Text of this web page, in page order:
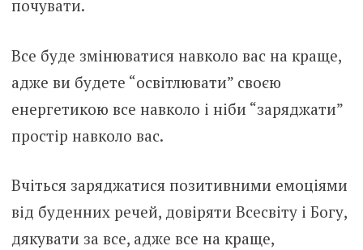
почувати.
Все буде змінюватися навколо вас на краще,
адже ви будете “освітлювати” своєю
енергетикою все навколо і ніби “заряджати”
простір навколо вас.
Вчіться заряджатися позитивними емоціями
від буденних речей, довіряти Всесвіту і Богу,
дякувати за все, адже все на краще,